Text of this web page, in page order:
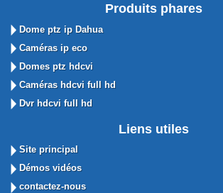
Produits phares
Dome ptz ip Dahua
Caméras ip eco
Domes ptz hdcvi
Caméras hdcvi full hd
Dvr hdcvi full hd
Liens utiles
Site principal
Démos vidéos
contactez-nous